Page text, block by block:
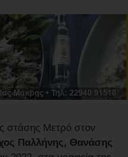
στάσης Μετρό στον
Παλλήνης, Θανάσης